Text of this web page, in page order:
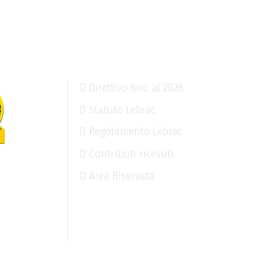
Direttivo fino al 2028
Statuto Lebrac
Regolamento Lebrac
Contributi ricevuti
Area Riservata